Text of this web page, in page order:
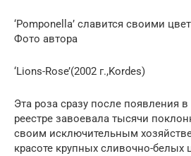
‘Pomponella’ славится своими
Фото автора
‘Lions-Rose’(2002 г.,Kordes)
Эта роза сразу после появления
реестре завоевала тысячи
своим исключительным
красоте крупных сливочно-белых